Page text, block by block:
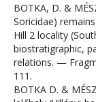
BOTKA, D. &
Soricidae)
Hill 2 locality
biostratigraphic,
relations. —
111.
BOTKA D. &